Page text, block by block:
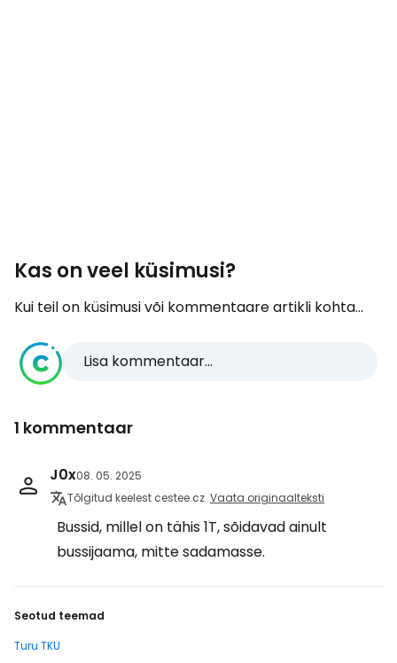
Kas on veel küsimusi?
Kui teil on küsimusi või kommentaare artikli kohta...
Lisa kommentaar...
1 kommentaar
J0x08. 05. 2025
Tõlgitud keelest cestee.cz Vaata originaalteksti
Bussid, millel on tähis 1T, sõidavad ainult
bussijaama, mitte sadamasse.
Seotud teemad
Turu TKU